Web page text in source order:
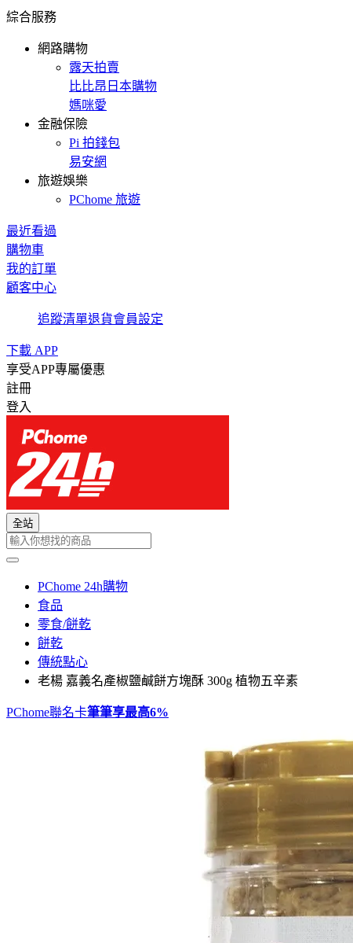
綜合服務
網路購物
露天拍賣
比比昂日本購物
媽咪愛
金融保險
Pi 拍錢包
易安網
旅遊娛樂
PChome 旅遊
最近看過
購物車
我的訂單
顧客中心
追蹤清單退貨會員設定
下載 APP
享受APP專屬優惠
註冊
登入
全站
PChome 24h購物
食品
零食/餅乾
餅乾
傳統點心
老楊 嘉義名產椒鹽鹹餅方塊酥 300g 植物五辛素
PChome聯名卡筆筆享最高6%